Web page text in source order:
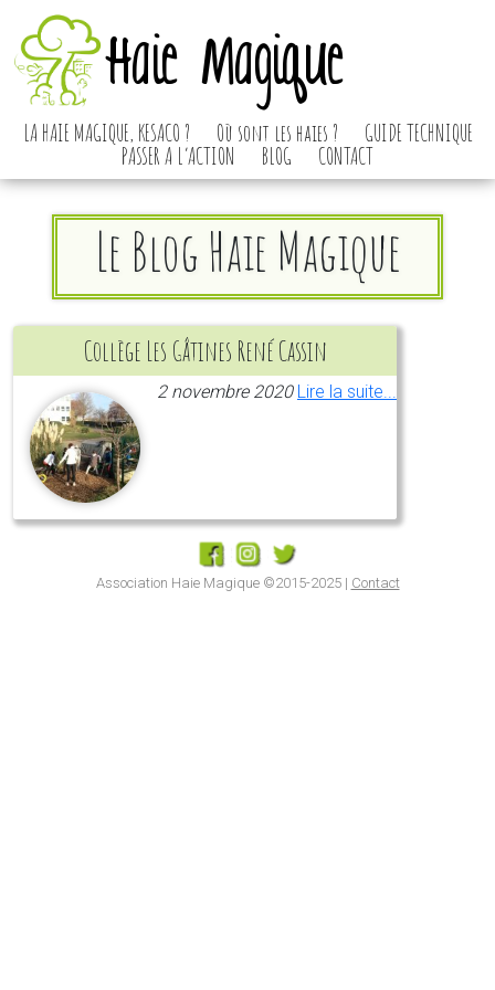
Haie Magique
LA HAIE MAGIQUE, KESACO ? Où sont les haies ?
GUIDE TECHNIQUE
PASSER A L’ACTION
BLOG CONTACT
Le Blog Haie Magique
Collège Les Gâtines René Cassin
2 novembre 2020 Lire la suite...
Association Haie Magique ©2015-2025 | Contact